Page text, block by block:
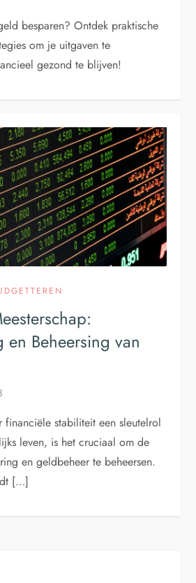
besparen? Ontdek praktische
om je uitgaven te
gezond te blijven!
en Beheersing van
financiële stabiliteit een sleutelrol
leven, is het cruciaal om de
en geldbeheer te beheersen.
[…]